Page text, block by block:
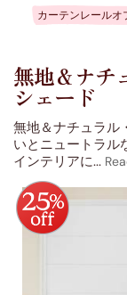
カーテンレールオ
無地＆ナ
シェード
無地＆ナチュラル
いとニュートラル
インテリアに...